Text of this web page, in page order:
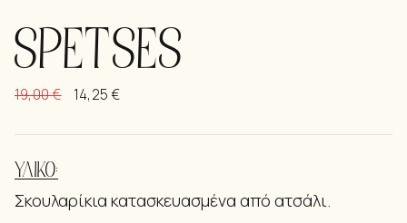
SPETSES
19,00€ 14,25€
ΥΛΙΚΌ:
Σκουλαρίκια κατασκευασμένα από ατσάλι.